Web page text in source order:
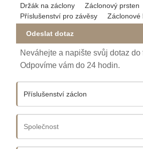
Držák na záclony
Záclonový prsten
Příslušenství pro závěsy
Záclonové
Odeslat dotaz
Neváhejte a napište svůj dotaz do
Odpovíme vám do 24 hodin.